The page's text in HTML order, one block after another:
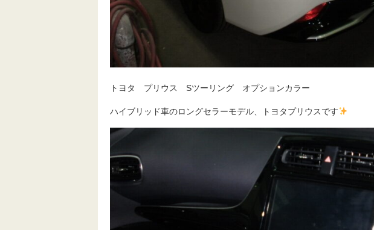
トヨタ プリウス Sツーリング オプションカラー
ハイブリッド車のロングセラーモデル、トヨタプリウスです